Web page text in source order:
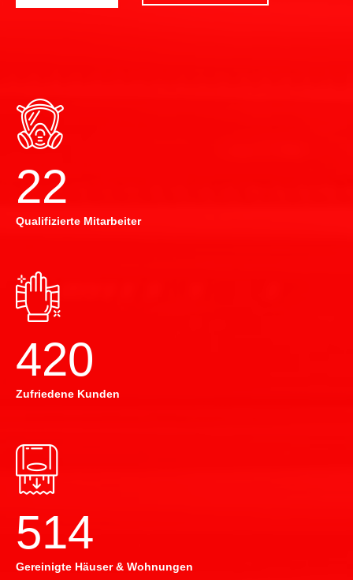
22
Qualifizierte Mitarbeiter
420
Zufriedene Kunden
514
Gereinigte Häuser & Wohnungen